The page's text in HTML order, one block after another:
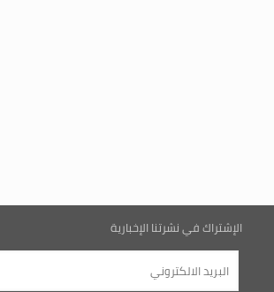
الإشتراك في نشرتنا الإخبارية